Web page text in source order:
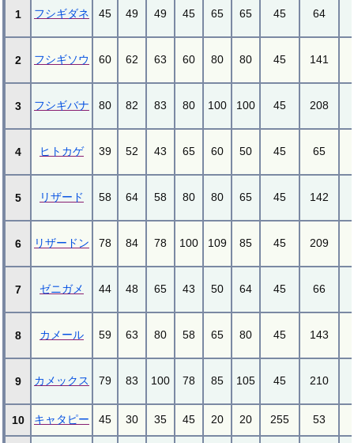
1 フシギダネ 45 49 49 45 65 65 45 64
2 フシギソウ 60 62 63 60 80 80 45 141
3 フシギバナ 80 82 83 80 100 100 45 208
4 ヒトカゲ 39 52 43 65 60 50 45 65
5 リザード 58 64 58 80 80 65 45 142
6 リザードン 78 84 78 100 109 85 45 209
7 ゼニガメ 44 48 65 43 50 64 45 66
8 カメール 59 63 80 58 65 80 45 143
9 カメックス 79 83 100 78 85 105 45 210
10 キャタピー 45 30 35 45 20 20 255 53